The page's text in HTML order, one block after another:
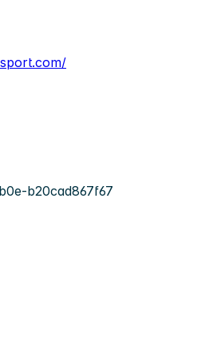
b20cad867f67